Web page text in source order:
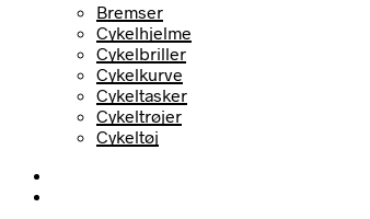
Bremser
Cykelhjelme
Cykelbriller
Cykelkurve
Cykeltasker
Cykeltrøjer
Cykeltøj